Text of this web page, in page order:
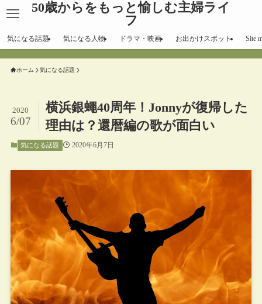
50歳からをもっと愉しむ主婦ライ
フ
気になる話題 気になる人物 ドラマ・映画 お出かけスポット Site
ホーム 気になる話題
横浜銀蠅40周年！Jonnyが復帰した
理由は？還暦編の歌が面白い
2020
6/07
気になる話題 2020年6月7日